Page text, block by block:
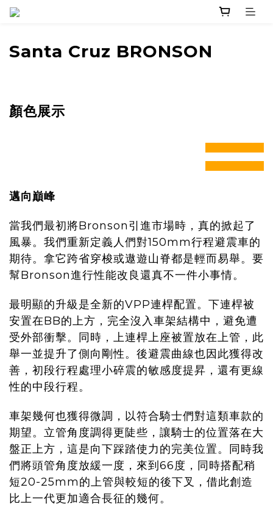
Santa Cruz BRONSON
顏色展示
prev
next
prev
next
邁向巔峰
當我們最初將Bronson引進市場時，真的掀起了
風暴。我們重新定義人們對150mm行程避震車的
期待。拿它跨省穿梭或遨遊山脊都是輕而易舉。要
幫Bronson進行性能改良還真不一件小事情。
最明顯的升級是全新的VPP連桿配置。下連桿被
安置在BB的上方，完全沒入車架結構中，避免遭
受外部衝擊。同時，上連桿上座被置放在上管，此
舉一並提升了側向剛性。後避震曲線也因此獲得改
善，初段行程處理小碎震的敏感度提昇，還有更線
性的中段行程。
車架幾何也獲得微調，以符合騎士們對這類車款的
期望。立管角度調得更陡些，讓騎士的位置落在大
盤正上方，這是向下踩踏使力的完美位置。同時我
們將頭管角度放緩一度，來到66度，同時搭配稍
短20-25mm的上管與較短的後下叉，借此創造
比上一代更加適合長征的幾何。